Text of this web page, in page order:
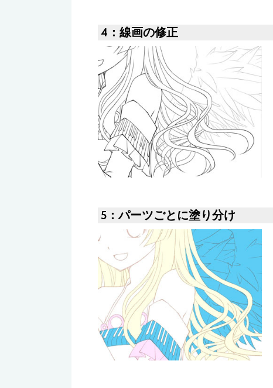
4：線画の修正
5：パーツごとに塗り分け